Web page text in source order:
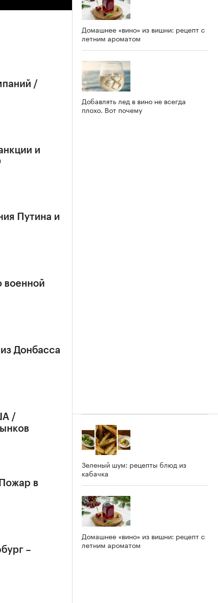
/
и
Путина и
военной
Донбасса
/
в
–
Домашнее «вино» из вишни: рецепт с
летним ароматом
Добавлять лед в вино не всегда
плохо. Вот почему
Зеленый шум: рецепты блюд из
кабачка
Домашнее «вино» из вишни: рецепт с
летним ароматом